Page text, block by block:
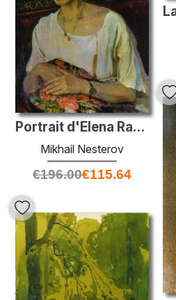
Portrait d'Elena Rasumova
Mikhail Nesterov
€196.00€115.64